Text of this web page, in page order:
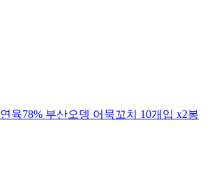
육78% 부산오뎅 어묵꼬치 10개입 x2봉